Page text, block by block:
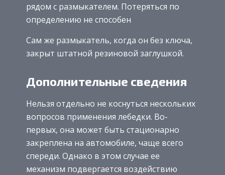
рядом с размыкателем. Потеряться по
определению не способен
Сам же размыкатель, когда он без ключа,
закрыт штатной резиновой заглушкой.
Дополнительные сведения
Нельзя отдельно не коснуться нескольких
вопросов применения лебедки. Во-
первых, она может быть стационарно
закреплена на автомобиле, чаще всего
спереди. Однако в этом случае ее
механизм подвергается воздействию